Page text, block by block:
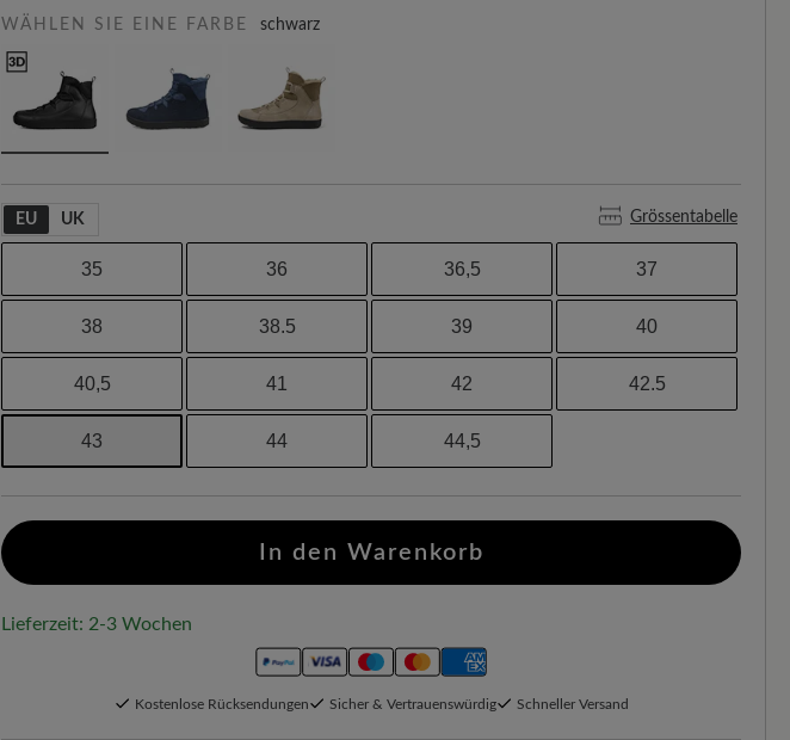
WÄHLEN SIE EINE FARBE schwarz
EU UK Grössentabelle
35 36 36,5 37
38 38.5 39 40
40,5 41 42 42.5
43 44 44,5
In den Warenkorb
Lieferzeit: 2-3 Wochen
Kostenlose Rücksendungen Sicher & Vertrauenswürdig Schneller Versand